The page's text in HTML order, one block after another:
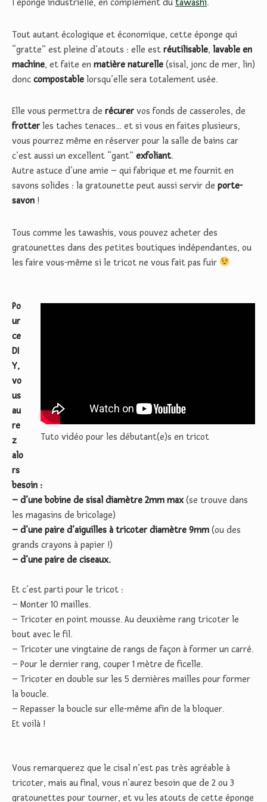
l’éponge industrielle, en complément du tawashi.
Tout autant écologique et économique, cette éponge qui
“gratte” est pleine d’atouts : elle est réutilisable, lavable en
machine, et faite en matière naturelle (sisal, jonc de mer, lin)
donc compostable lorsqu’elle sera totalement usée.
Elle vous permettra de récurervos fonds de casseroles, de
frotter les taches tenaces… et si vous en faites plusieurs,
vous pourrez même en réserver pour la salle de bains car
c’est aussi un excellent “gant” exfoliant.
Autre astuce d’une amie – qui fabrique et me fournit en
savons solides : la gratounette peut aussi servir de porte-
savon !
Tous comme les tawashis, vous pouvez acheter des
gratounettes dans des petites boutiques indépendantes, ou
les faire vous-même si le tricot ne vous fait pas fuir
Tuto vidéo pour les débutant(e)s en tricot
Po
ur
ce
DI
Y,
vo
us
au
re
z
alo
rs
besoin :
– d’une bobine de sisal diamètre 2mm max(se trouve dans
les magasins de bricolage)
– d’une paire d’aiguilles à tricoter diamètre 9mm (ou des
grands crayons à papier !)
– d’une paire de ciseaux.
Et c’est parti pour le tricot :
– Monter 10 mailles.
– Tricoter en point mousse. Au deuxième rang tricoter le
bout avec le fil.
– Tricoter une vingtaine de rangs de façon à former un carré.
– Pour le dernier rang, couper 1 mètre de ficelle.
– Tricoter en double sur les 5 dernières mailles pour former
la boucle.
– Repasser la boucle sur elle-même afin de la bloquer.
Et voilà !
Vous remarquerez que le cisal n’est pas très agréable à
tricoter, mais au final, vous n’aurez besoin que de 2 ou 3
gratounettes pour tourner, et vu les atouts de cette éponge